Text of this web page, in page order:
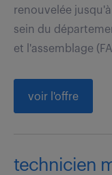
renouvelée
sein du
et l'assemblage
voir l'offre
technicien